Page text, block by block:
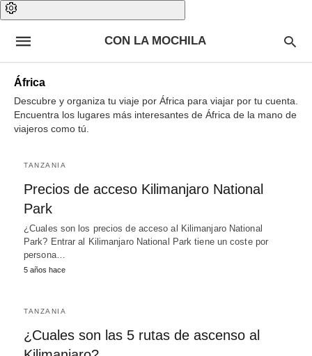
CON LA MOCHILA
África
Descubre y organiza tu viaje por África para viajar por tu cuenta.
Encuentra los lugares más interesantes de África de la mano de
viajeros como tú.
TANZANIA
Precios de acceso Kilimanjaro National
Park
¿Cuales son los precios de acceso al Kilimanjaro National
Park? Entrar al Kilimanjaro National Park tiene un coste por
persona…
5 años hace
TANZANIA
¿Cuales son las 5 rutas de ascenso al